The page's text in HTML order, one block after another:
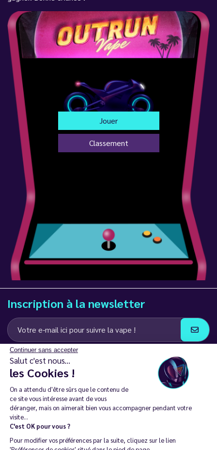
Continuer sans accepter
Salut c'est nous...
les Cookies !
On a attendu d'être sûrs que le contenu de
ce site vous intéresse avant de vous
déranger, mais on aimerait bien vous accompagner pendant votre
visite...
C'est OK pour vous ?
Pour modifier vos préférences par la suite, cliquez sur le lien
Jouer
Classement
Inscription à la newsletter
J’accepte de recevoir des communications e-mail et SMS de la part de
LD Groupe
Restez en contact
18 ans. 🔞